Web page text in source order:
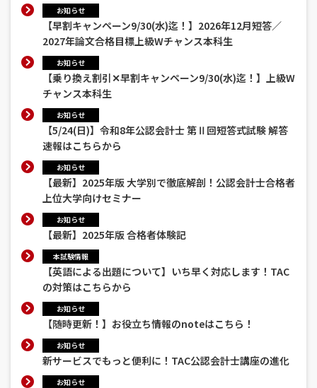
お知らせ
【早割キャンペーン9/30(水)迄！】2026年12月短答／
2027年論文合格目標上級Wチャンス本科生
お知らせ
【乗り換え割引✕早割キャンペーン9/30(水)迄！】上級W
チャンス本科生
お知らせ
【5/24(日)】令和8年公認会計士 第Ⅱ回短答式試験 解答
速報はこちらから
お知らせ
【最新】2025年版 大学別で徹底解剖！公認会計士合格者
上位大学向けセミナー
お知らせ
【最新】2025年版 合格者体験記
本試験情報
【英語による出題について】いち早く対応します！TAC
の対策はこちらから
お知らせ
【随時更新！】お役立ち情報のnoteはこちら！
お知らせ
新サービスでもっと便利に！TAC公認会計士講座の進化
お知らせ